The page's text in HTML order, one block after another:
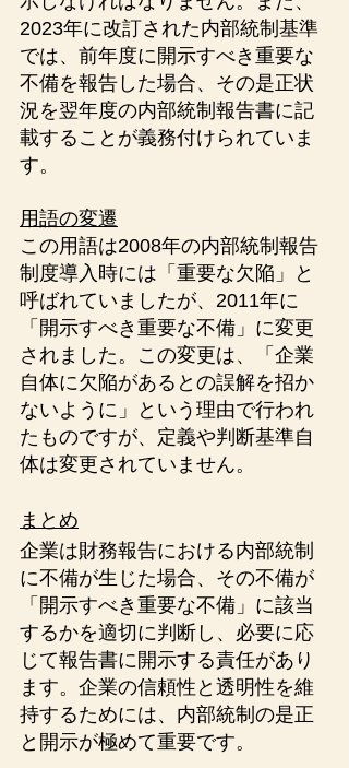
2023年に改訂された内部統制基準
では、前年度に開示すべき重要な
不備を報告した場合、その是正状
況を翌年度の内部統制報告書に記
載することが義務付けられていま
す​。
用語の変遷
この用語は2008年の内部統制報告
制度導入時には「重要な欠陥」と
呼ばれていましたが、2011年に
「開示すべき重要な不備」に変更
されました。この変更は、「企業
自体に欠陥があるとの誤解を招か
ないように」という理由で行われ
たものですが、定義や判断基準自
体は変更されていません。
まとめ
企業は財務報告における内部統制
に不備が生じた場合、その不備が
「開示すべき重要な不備」に該当
するかを適切に判断し、必要に応
じて報告書に開示する責任があり
ます。企業の信頼性と透明性を維
持するためには、内部統制の是正
と開示が極めて重要です。